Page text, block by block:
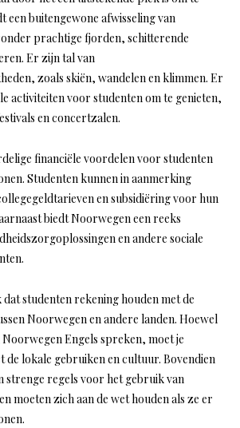
een buitengewone afwisseling van
prachtige fjorden, schitterende
Er zijn tal van
zoals skiën, wandelen en klimmen. Er
activiteiten voor studenten om te genieten,
en concertzalen.
financiële voordelen voor studenten
Studenten kunnen in aanmerking
en subsidiëring voor hun
biedt Noorwegen een reeks
en andere sociale
studenten rekening houden met de
Noorwegen en andere landen. Hoewel
Noorwegen Engels spreken, moet je
de lokale gebruiken en cultuur. Bovendien
strenge regels voor het gebruik van
moeten zich aan de wet houden als ze er